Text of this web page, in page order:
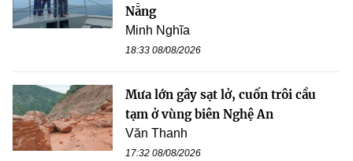
Nẵng
Minh Nghĩa
18:33 08/08/2026
Mưa lớn gây sạt lở, cuốn trôi cầu
tạm ở vùng biên Nghệ An
Văn Thanh
17:32 08/08/2026